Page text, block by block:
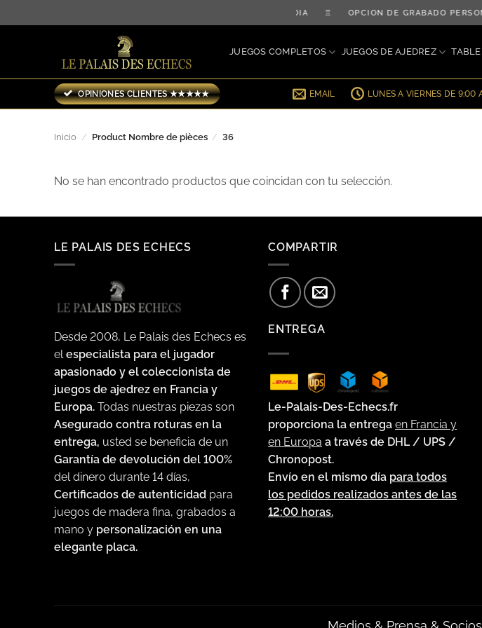
al
AGOSTO! ♖ PIDA ANTES DEL MEDIODÍA, ENVÍO EL MISMO DÍA ♖ OPCIÓN DE GRABADO
JUEGOS COMPLETOS JUEGOS DE AJEDREZ
OPINIONES CLIENTES ★★★★★ EMAIL LUNES A VIERNES DE 9:00
Inicio / Product Nombre de pièces / 36
No se han encontrado productos que coincidan con tu selección.
LE PALAIS DES ECHECS
Desde 2008, Le Palais des Echecs es
elespecialista para el jugador
apasionado y el coleccionista de
juegos de ajedrez en Francia y
Europa. Todas nuestras piezas son
Asegurado contra roturas en la
entrega, usted se beneficia de un
Garantía de devolución del 100%
del dinero durante 14 días,
Certificados de autenticidad para
juegos de madera fina, grabados a
mano y personalización en una
elegante placa.
COMPARTIR
ENTREGA
Le-Palais-Des-Echecs.fr
proporciona la entrega en Francia y
en Europa a través de DHL / UPS /
Chronopost.
Envío en el mismo día para todos
los pedidos realizados antes de las
12:00 horas.